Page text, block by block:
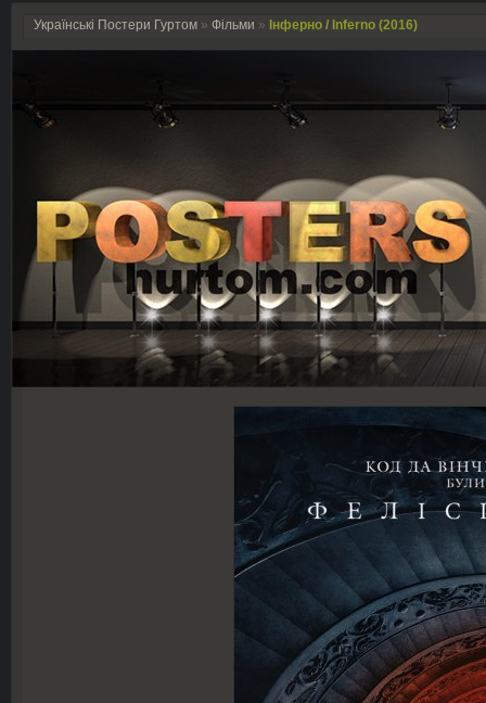
Українські Постери Гуртом » Фільми » Інферно / Inferno (2016)